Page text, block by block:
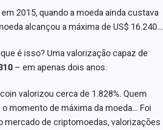
2015, quando a moeda ainda custava
alcançou a máxima de US$ 16.240…
é isso? Uma valorização capaz de
– em apenas dois anos.
valorizou cerca de 1.828%. Quem
momento de máxima da moeda… Foi
mercado de criptomoedas, valorizações